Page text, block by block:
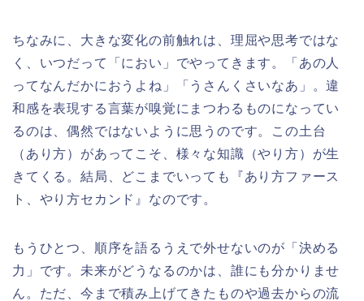
ちなみに、大きな変化の前触れは、理屈や思考ではな
く、いつだって「におい」でやってきます。「あの人
ってなんだかにおうよね」「うさんくさいなあ」。違
和感を表現する言葉が嗅覚にまつわるものになってい
るのは、偶然ではないように思うのです。この土台
（あり方）があってこそ、様々な知識（やり方）が生
きてくる。結局、どこまでいっても『あり方ファース
ト、やり方セカンド』なのです。
もうひとつ、順序を語るうえで外せないのが「決める
力」です。未来がどうなるのかは、誰にも分かりませ
ん。ただ、今まで積み上げてきたものや過去からの流